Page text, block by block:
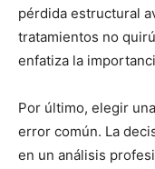
pérdida estructural
tratamientos no
enfatiza la
Por último, elegir
error común. La
en un análisis